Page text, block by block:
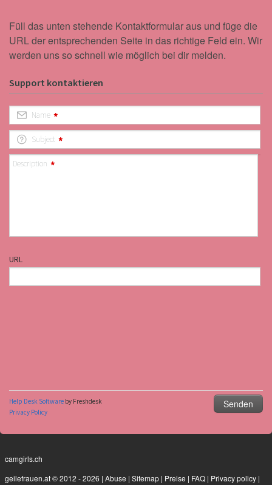
Füll das unten stehende Kontaktformular aus und füge die
URL der entsprechenden Seite in das richtige Feld ein. Wir
werden uns so schnell wie möglich bei dir melden.
camgirls.ch
geilefrauen.at © 2012 - 2026 | Abuse | Sitemap| Preise | FAQ| Privacy policy|